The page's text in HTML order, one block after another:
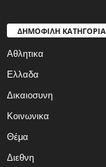
ΔΗΜΟΦΙΛΗ ΚΑΤΗΓΟΡΙΑ
Αθλητικα
Ελλαδα
Δικαιοσυνη
Κοινωνικα
Θέμα
Διεθνη